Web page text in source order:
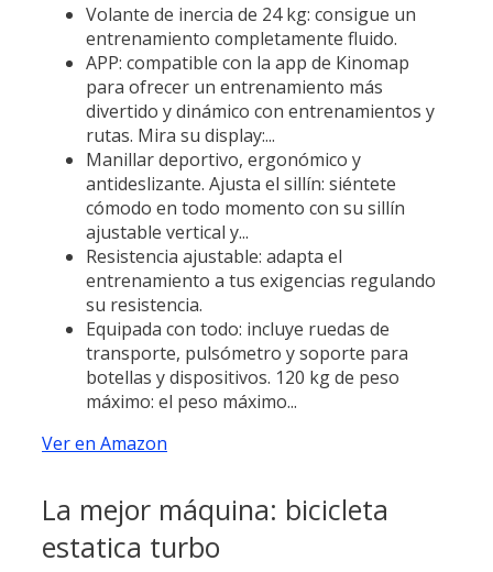
Volante de inercia de 24 kg: consigue un
entrenamiento completamente fluido.
APP: compatible con la app de Kinomap
para ofrecer un entrenamiento más
divertido y dinámico con entrenamientos y
rutas. Mira su display:...
Manillar deportivo, ergonómico y
antideslizante. Ajusta el sillín: siéntete
cómodo en todo momento con su sillín
ajustable vertical y...
Resistencia ajustable: adapta el
entrenamiento a tus exigencias regulando
su resistencia.
Equipada con todo: incluye ruedas de
transporte, pulsómetro y soporte para
botellas y dispositivos. 120 kg de peso
máximo: el peso máximo...
Ver en Amazon
La mejor máquina: bicicleta
estatica turbo